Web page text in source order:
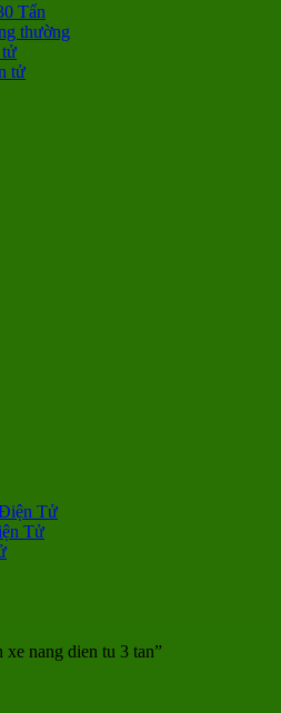
Tấn
thường
tử
tử
Tử
Tử
nang dien tu 3 tan”